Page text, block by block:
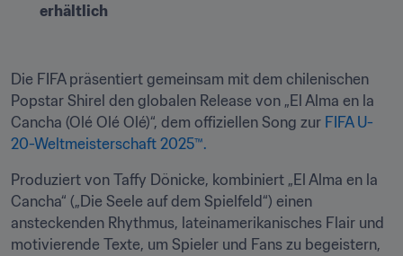
erhältlich
Die FIFA präsentiert gemeinsam mit dem chilenischen
Popstar Shirel den globalen Release von „El Alma en la
Cancha (Olé Olé Olé)“, dem offiziellen Song zur FIFA U-
20-Weltmeisterschaft 2025™.
Produziert von Taffy Dönicke, kombiniert „El Alma en la
Cancha“ („Die Seele auf dem Spielfeld“) einen
ansteckenden Rhythmus, lateinamerikanisches Flair und
motivierende Texte, um Spieler und Fans zu begeistern,